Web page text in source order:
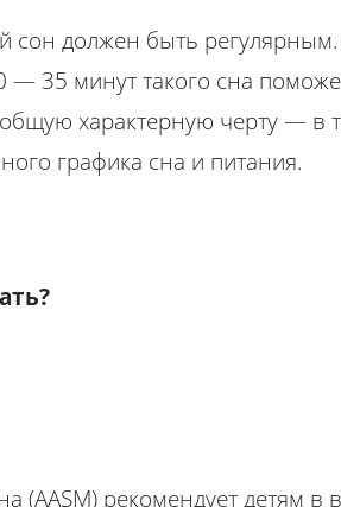
должен быть регулярным.
35 минут такого сна
характерную черту — в
графика сна и питания.
рекомендует детям в